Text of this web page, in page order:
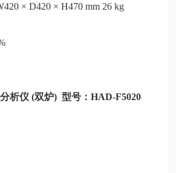
× D420 × H470 mm 26 kg
析仪 (双炉) 型号：HAD-F5020